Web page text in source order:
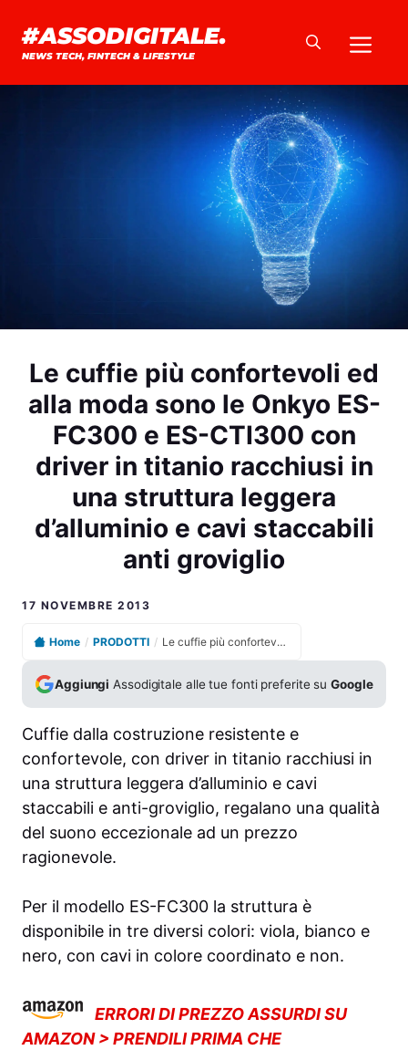
contenuto
#ASSODIGITALE.
NEWS TECH, FINTECH & LIFESTYLE
Le cuffie più confortevoli ed
alla moda sono le Onkyo ES-
FC300 e ES-CTI300 con
driver in titanio racchiusi in
una struttura leggera
d’alluminio e cavi staccabili
anti groviglio
17 NOVEMBRE 2013
Home / PRODOTTI / Le cuffie più confortevoli ed alla moda sono le Onkyo ES-FC300 e ES-CTI300 con driver in titanio racchiusi in una struttura leggera d’alluminio e cavi staccabili anti groviglio
Aggiungi Assodigitale alle tue fonti preferite suGoogle
Cuffie dalla costruzione resistente e
confortevole, con driver in titanio racchiusi in
una struttura leggera d’alluminio e cavi
staccabili e anti-groviglio, regalano una qualità
del suono eccezionale ad un prezzo
ragionevole.
Per il modello ES-FC300 la struttura è
disponibile in tre diversi colori: viola, bianco e
nero, con cavi in colore coordinato e non.
ERRORI DI PREZZO ASSURDI SU
AMAZON > PRENDILI PRIMA CHE